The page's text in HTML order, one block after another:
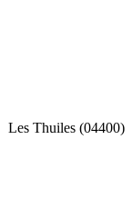
Les Thuiles (04400)